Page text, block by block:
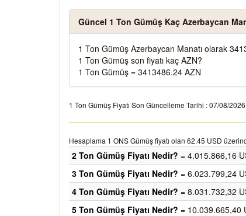
Güncel 1 Ton Gümüş Kaç Azerbaycan
1 Ton Gümüş Azerbaycan Manatı olarak
1 Ton Gümüş son fiyatı kaç AZN?
1 Ton Gümüş = 3413486.24 AZN
1 Ton Gümüş Fiyatı Son Güncelleme Tarihi : 07/08/
Hesaplama 1 ONS Gümüş fiyatı olan 62.45 USD
2 Ton Gümüş Fiyatı Nedir? = 4.015.866,16
3 Ton Gümüş Fiyatı Nedir? = 6.023.799,24
4 Ton Gümüş Fiyatı Nedir? = 8.031.732,32
5 Ton Gümüş Fiyatı Nedir? = 10.039.665,40